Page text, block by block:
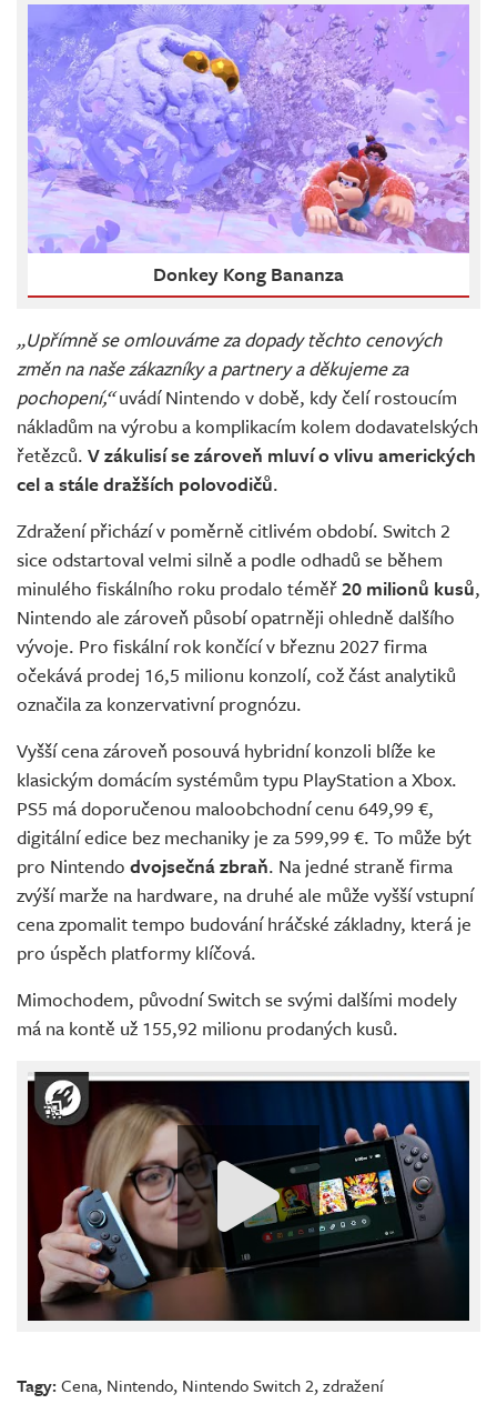
Donkey Kong Bananza
„Upřímně se omlouváme za dopady těchto cenových
změn na naše zákazníky a partnery a děkujeme za
pochopení,“uvádí Nintendo v době, kdy čelí rostoucím
nákladům na výrobu a komplikacím kolem dodavatelských
řetězců. V zákulisí se zároveň mluví o vlivu amerických
cel a stále dražších polovodičů.
Zdražení přichází v poměrně citlivém období. Switch 2
sice odstartoval velmi silně a podle odhadů se během
minulého fiskálního roku prodalo téměř20 milionů kusů,
Nintendo ale zároveň působí opatrněji ohledně dalšího
vývoje. Pro fiskální rok končící v březnu 2027 firma
očekává prodej 16,5 milionu konzolí, což část analytiků
označila za konzervativní prognózu.
Vyšší cena zároveň posouvá hybridní konzoli blíže ke
klasickým domácím systémům typu PlayStation a Xbox.
PS5 má doporučenou maloobchodní cenu 649,99 €,
digitální edice bez mechaniky je za 599,99 €. To může být
pro Nintendo dvojsečná zbraň. Na jedné straně firma
zvýší marže na hardware, na druhé ale může vyšší vstupní
cena zpomalit tempo budování hráčské základny, která je
pro úspěch platformy klíčová.
Mimochodem, původní Switch se svými dalšími modely
má na kontě už 155,92 milionu prodaných kusů.
Tagy:Cena, Nintendo, Nintendo Switch 2,zdražení